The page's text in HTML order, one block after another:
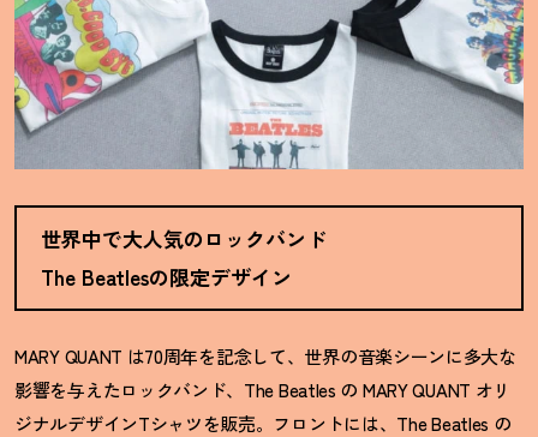
世界中で大人気のロックバンド
The Beatlesの限定デザイン
MARY QUANT は70周年を記念して、世界の音楽シーンに多大な
影響を与えたロックバンド、The Beatles の MARY QUANT オリ
ジナルデザインTシャツを販売。フロントには、The Beatles の